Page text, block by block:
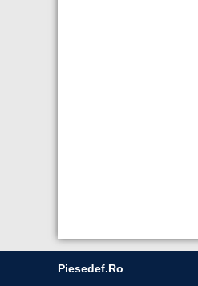
Piesedef.ro